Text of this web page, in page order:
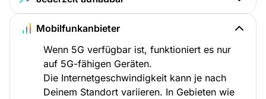
Mobilfunkanbieter
Wenn 5G verfügbar ist, funktioniert es nur
auf 5G-fähigen Geräten.
Die Internetgeschwindigkeit kann je nach
Deinem Standort variieren. In Gebieten wie